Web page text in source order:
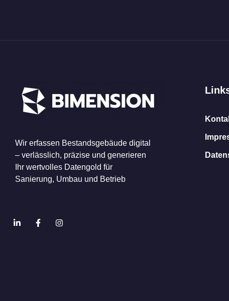
Wir erfassen Bestandsgebäude digital
– verlässlich, präzise und generieren
Ihr wertvolles Datengold für
Sanierung, Umbau und Betrieb